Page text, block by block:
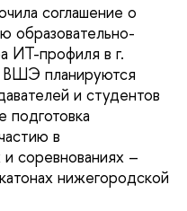
соглашение о
образовательно-
ИТ-профиля в г.
планируются
и студентов
в
соревнованиях –
нижегородской